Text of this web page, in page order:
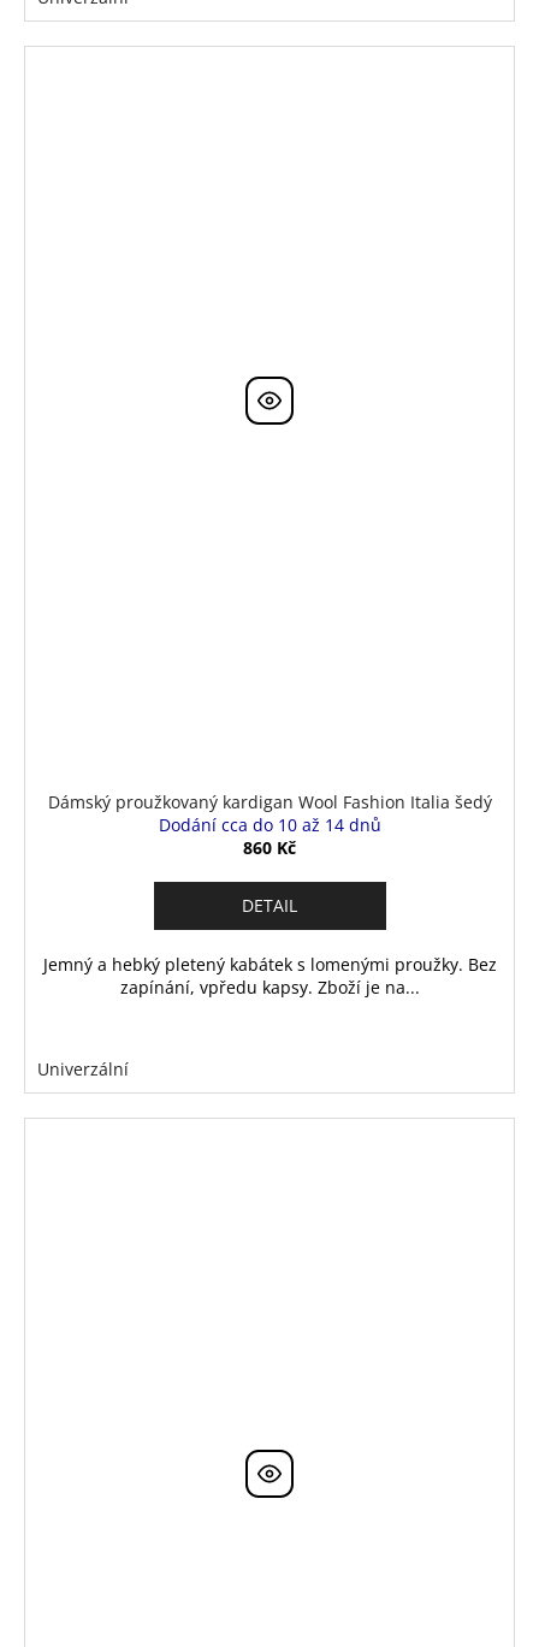
Dámský proužkovaný kardigan Wool Fashion Italia šedý
Dodání cca do 10 až 14 dnů
860 Kč
DETAIL
Jemný a hebký pletený kabátek s lomenými proužky. Bez
zapínání, vpředu kapsy. Zboží je na...
Univerzální